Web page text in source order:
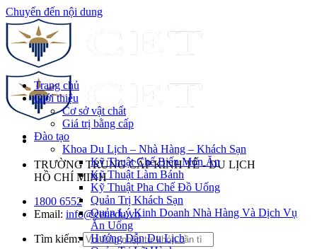
Chuyển đến nội dung
TRƯỜNG TRUNG CẤP KINH TẾ - DU LỊCH
HỒ CHÍ MINH
1800 6552
Email: info@cet.edu.vn
Tìm kiếm:
Trang chủ
Giới thiệu
Cơ sở vật chất
Giá trị bằng cấp
Đào tạo
Khoa Du Lịch – Nhà Hàng – Khách Sạn
Kỹ Thuật Chế Biến Món Ăn
Kỹ Thuật Làm Bánh
Kỹ Thuật Pha Chế Đồ Uống
Quản Trị Khách Sạn
Quản Lý Kinh Doanh Nhà Hàng Và Dịch Vụ
Ăn Uống
Hướng Dẫn Du Lịch